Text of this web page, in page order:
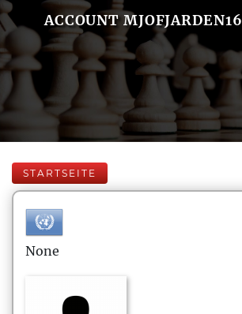
ACCOUNT MJOFJARDEN16
STARTSEITE
None